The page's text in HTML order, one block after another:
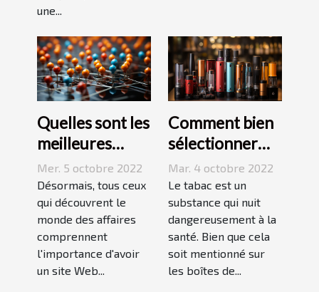
une...
Quelles sont les
meilleures
stratégies de
netlinking ?
Mer. 5 octobre 2022
Désormais, tous ceux
qui découvrent le
monde des affaires
comprennent
l'importance d'avoir
un site Web...
Comment bien
sélectionner
une cigarette
électronique ?
Mar. 4 octobre 2022
Le tabac est un
substance qui nuit
dangereusement à la
santé. Bien que cela
soit mentionné sur
les boîtes de...